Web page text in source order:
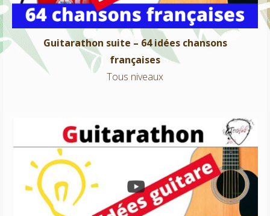
Guitarathon suite – 64 idées chansons
françaises
Tous niveaux
Guitarathon – 100 idées chansons françaises
Tous niveaux